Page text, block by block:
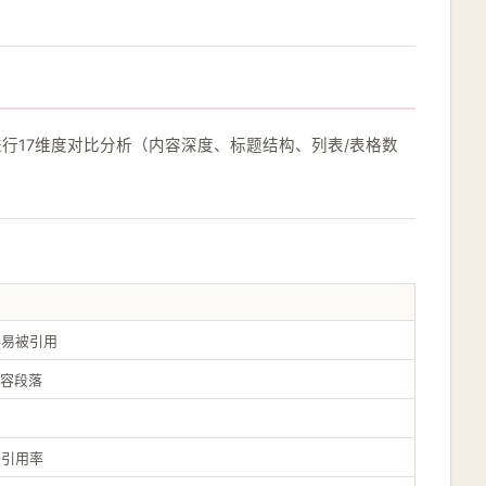
17维度对比分析（内容深度、标题结构、列表/表格数
被引用
段落
用率